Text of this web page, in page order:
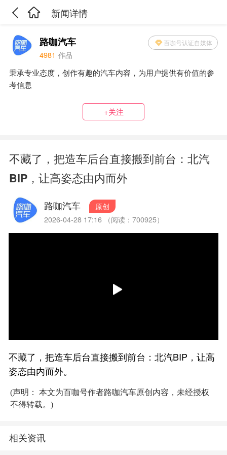
新闻详情
路咖汽车 百咖号认证自媒体
4981 作品
秉承专业态度，创作有趣的汽车内容，为用户提供有价值的参
考信息
+关注
不藏了，把造车后台直接搬到前台：北汽
BIP，让高姿态由内而外
路咖汽车
原创
2026-04-28 17:16 （阅读：700925）
不藏了，把造车后台直接搬到前台：北汽BIP，让高
姿态由内而外。
(声明： 本文为百咖号作者路咖汽车原创内容，未经授权
不得转载。)
相关资讯